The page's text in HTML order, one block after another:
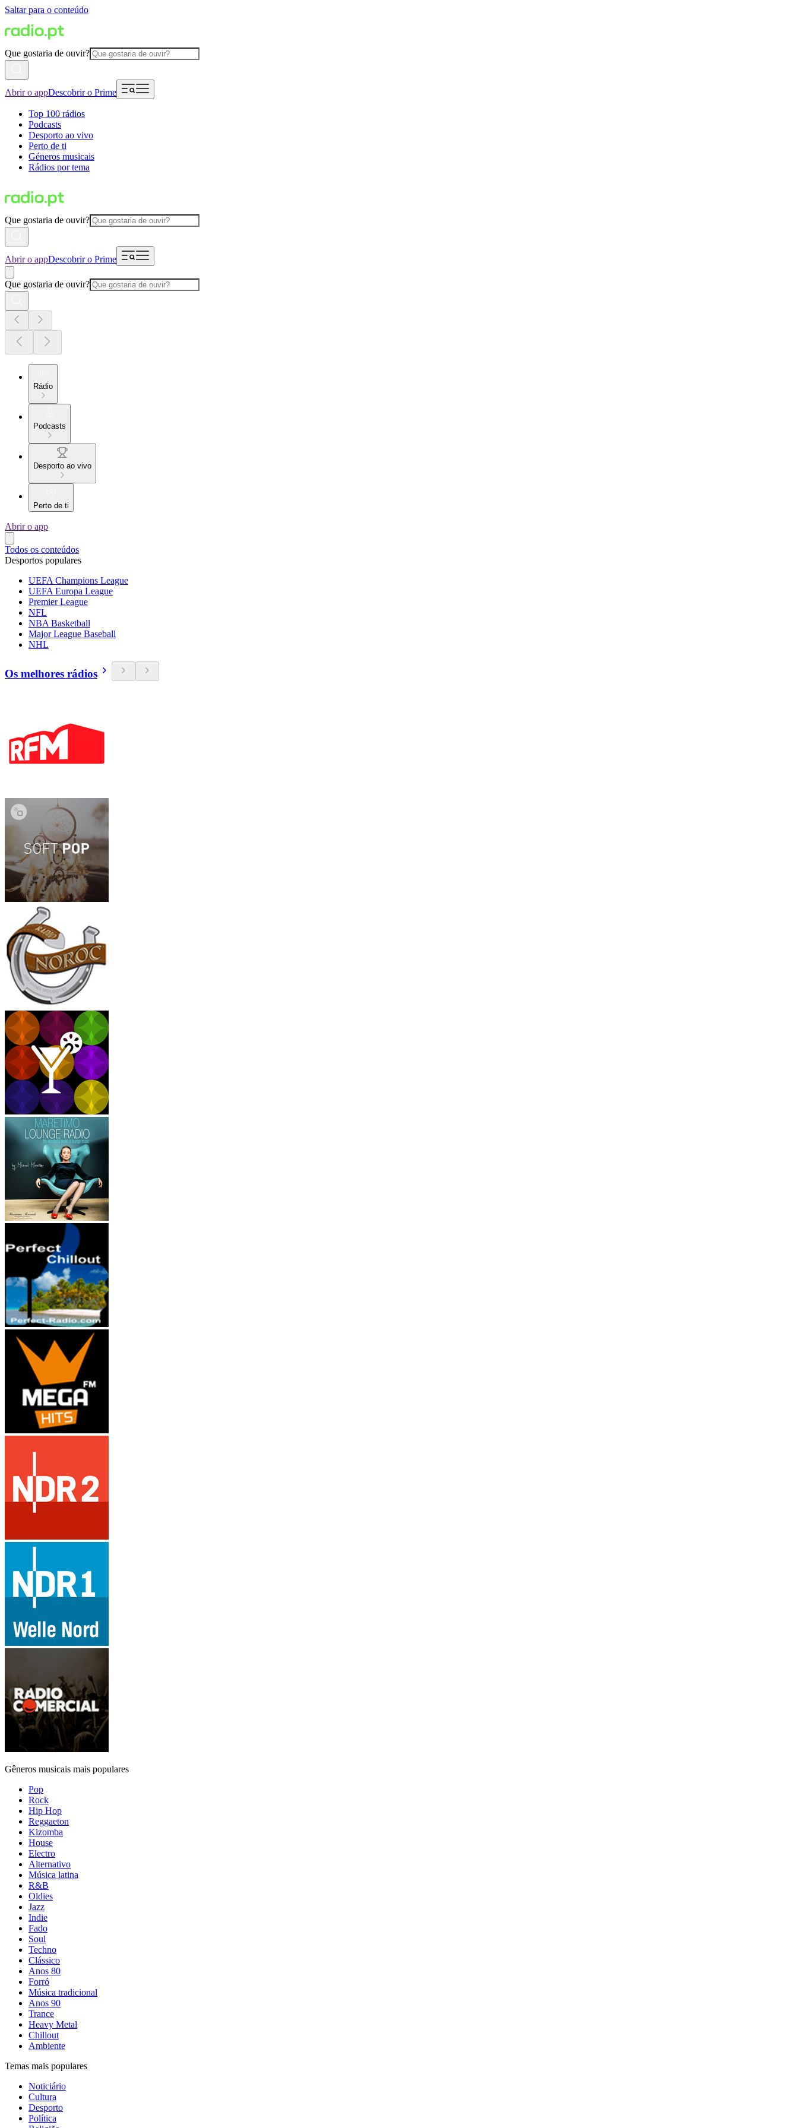
Saltar para o conteúdo
Que gostaria de ouvir?
Abrir o appDescobrir o Prime
Top 100 rádios
Podcasts
Desporto ao vivo
Perto de ti
Géneros musicais
Rádios por tema
Que gostaria de ouvir?
Abrir o appDescobrir o Prime
Que gostaria de ouvir?
Rádio
Podcasts
Desporto ao vivo
Perto de ti
Abrir o app
Todos os conteúdos
Desportos populares
UEFA Champions League
UEFA Europa League
Premier League
NFL
NBA Basketball
Major League Baseball
NHL
Os melhores rádios
Gêneros musicais mais populares
Pop
Rock
Hip Hop
Reggaeton
Kizomba
House
Electro
Alternativo
Música latina
R&B
Oldies
Jazz
Indie
Fado
Soul
Techno
Clássico
Anos 80
Forró
Música tradicional
Anos 90
Trance
Heavy Metal
Chillout
Ambiente
Temas mais populares
Noticiário
Cultura
Desporto
Política